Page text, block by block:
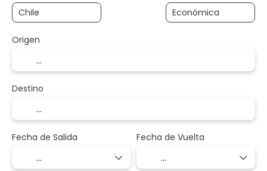
Origen
Destino
Fecha de Salida Fecha de Vuelta